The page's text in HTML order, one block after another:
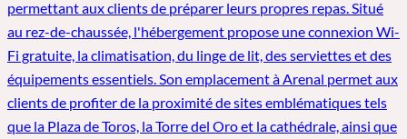
permettant aux clients de préparer leurs propres repas. Situé
au rez-de-chaussée, l'hébergement propose une connexion Wi-
Fi gratuite, la climatisation, du linge de lit, des serviettes et des
équipements essentiels. Son emplacement à Arenal permet aux
clients de profiter de la proximité de sites emblématiques tels
que la Plaza de Toros, la Torre del Oro et la cathédrale, ainsi que